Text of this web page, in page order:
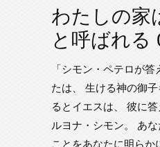
わたしの家
と呼ばれる
「シモン・ペテロが
たは、 生ける神の御
るとイエスは、 彼に
ルヨナ・シモン。 あ
ことをあなたに明ら